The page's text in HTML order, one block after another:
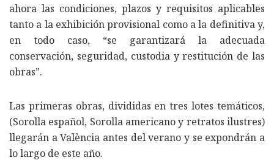
ahora las condiciones, plazos y requisitos aplicables
tanto a la exhibición provisional como a la definitiva y,
en todo caso, “se garantizará la adecuada
conservación, seguridad, custodia y restitución de las
obras”.
Las primeras obras, divididas en tres lotes temáticos,
(Sorolla español, Sorolla americano y retratos ilustres)
llegarán a València antes del verano y se expondrán a
lo largo de este año.